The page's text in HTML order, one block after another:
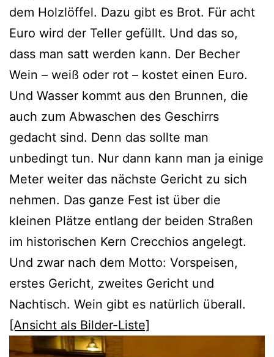
dem Holzlöffel. Dazu gibt es Brot. Für acht
Euro wird der Teller gefüllt. Und das so,
dass man satt werden kann. Der Becher
Wein – weiß oder rot – kostet einen Euro.
Und Wasser kommt aus den Brunnen, die
auch zum Abwaschen des Geschirrs
gedacht sind. Denn das sollte man
unbedingt tun. Nur dann kann man ja einige
Meter weiter das nächste Gericht zu sich
nehmen. Das ganze Fest ist über die
kleinen Plätze entlang der beiden Straßen
im historischen Kern Crecchios angelegt.
Und zwar nach dem Motto: Vorspeisen,
erstes Gericht, zweites Gericht und
Nachtisch. Wein gibt es natürlich überall.
[Ansicht als Bilder-Liste]